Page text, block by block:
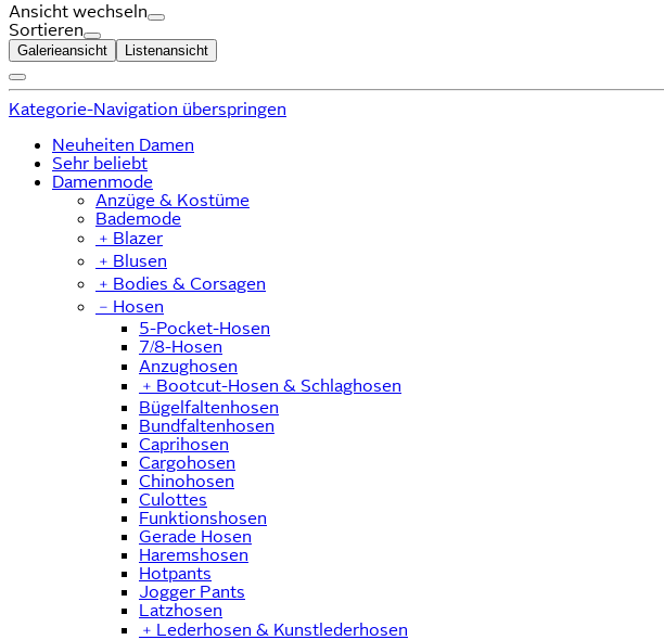
Ansicht wechseln
Sortieren
Galerieansicht Listenansicht
Kategorie-Navigation überspringen
Neuheiten Damen
Sehr beliebt
Damenmode
Anzüge & Kostüme
Bademode
﹢ Blazer
﹢ Blusen
﹢ Bodies & Corsagen
﹣ Hosen
5-Pocket-Hosen
7/8-Hosen
Anzughosen
﹢ Bootcut-Hosen & Schlaghosen
Bügelfaltenhosen
Bundfaltenhosen
Caprihosen
Cargohosen
Chinohosen
Culottes
Funktionshosen
Gerade Hosen
Haremshosen
Hotpants
Jogger Pants
Latzhosen
﹢ Lederhosen & Kunstlederhosen